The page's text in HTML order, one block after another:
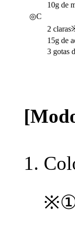
10g de
◎C
2
15g de
3 gotas de